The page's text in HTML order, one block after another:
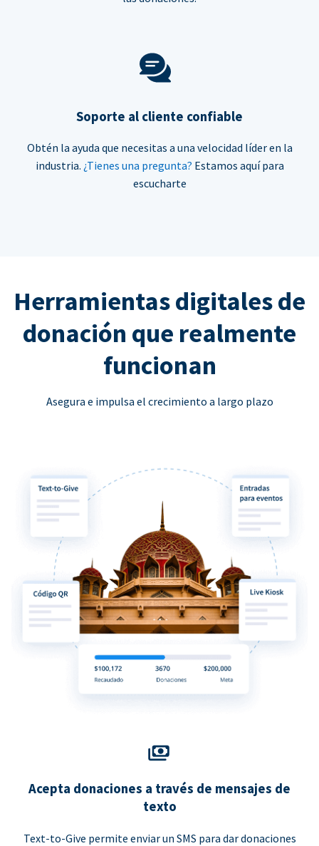
Soporte al cliente confiable
Obtén la ayuda que necesitas a una velocidad líder en la
industria. ¿Tienes una pregunta? Estamos aquí para
escucharte
Herramientas digitales de
donación que realmente
funcionan
Asegura e impulsa el crecimiento a largo plazo
Acepta donaciones a través de mensajes de
texto
Text-to-Give permite enviar un SMS para dar donaciones